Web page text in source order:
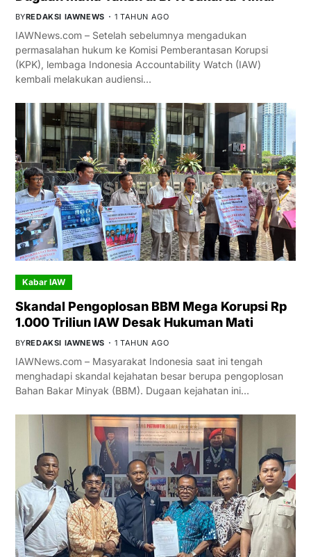
BYREDAKSI IAWNEWS 1 TAHUN AGO
IAWNews.com – Setelah sebelumnya mengadukan
permasalahan hukum ke Komisi Pemberantasan Korupsi
(KPK), lembaga Indonesia Accountability Watch (IAW)
kembali melakukan audiensi…
Kabar IAW
Skandal Pengoplosan BBM Mega Korupsi Rp
1.000 Triliun IAW Desak Hukuman Mati
BYREDAKSI IAWNEWS 1 TAHUN AGO
IAWNews.com – Masyarakat Indonesia saat ini tengah
menghadapi skandal kejahatan besar berupa pengoplosan
Bahan Bakar Minyak (BBM). Dugaan kejahatan ini…